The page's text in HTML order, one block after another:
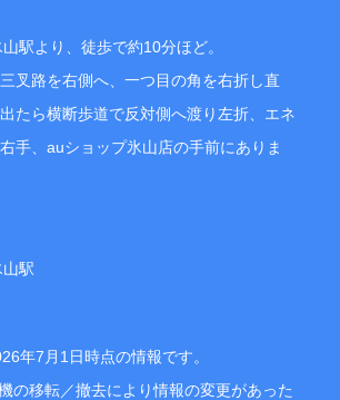
駅より、徒歩で約10分ほど。
叉路を右側へ、一つ目の角を右折し直
たら横断歩道で反対側へ渡り左折、エネ
手、auショップ氷山店の手前にありま
駅
年7月1日時点の情報です。
の移転／撤去により情報の変更があった